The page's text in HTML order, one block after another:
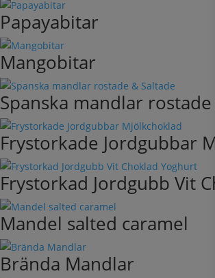
Papayabitar
Mangobitar
Spanska mandlar rostade
Frystorkade Jordgubbar
Frystorkad Jordgubb Vit
Mandel salted caramel
Brända Mandlar